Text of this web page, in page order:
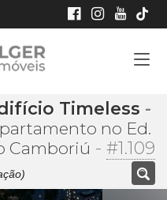
Timeless -
no Ed.
Camboriú - #1.109